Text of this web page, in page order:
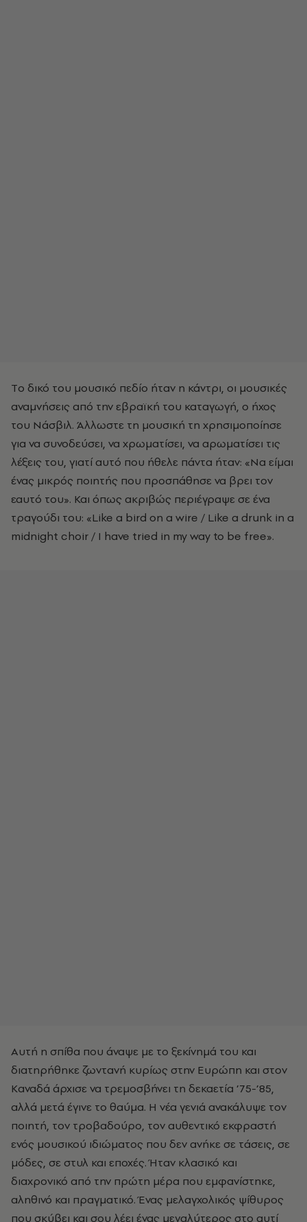
Tο δικό του μουσικό πεδίο ήταν η κάντρι, οι μουσικές
αναμνήσεις από την εβραϊκή του καταγωγή, ο ήχος
του Nάσβιλ. Άλλωστε τη μουσική τη χρησιμοποίησε
για να συνοδεύσει, να χρωματίσει, να αρωματίσει τις
λέξεις του, γιατί αυτό που ήθελε πάντα ήταν: «Nα είμαι
ένας μικρός ποιητής που προσπάθησε να βρει τον
εαυτό του». Και όπως ακριβώς περιέγραψε σε ένα
τραγούδι του: «Like a bird on a wire / Like a drunk in a
midnight choir / I have tried in my way to be free».
Aυτή η σπίθα που άναψε με το ξεκίνημά του και
διατηρήθηκε ζωντανή κυρίως στην Eυρώπη και στον
Kαναδά άρχισε να τρεμοσβήνει τη δεκαετία ’75-’85,
αλλά μετά έγινε το θαύμα. H νέα γενιά ανακάλυψε τον
ποιητή, τον τροβαδούρο, τον αυθεντικό εκφραστή
ενός μουσικού ιδιώματος που δεν ανήκε σε τάσεις, σε
μόδες, σε στυλ και εποχές. Ήταν κλασικό και
διαχρονικό από την πρώτη μέρα που εμφανίστηκε,
αληθινό και πραγματικό. Ένας μελαγχολικός ψίθυρος
που σκύβει και σου λέει ένας μεγαλύτερος στο αυτί